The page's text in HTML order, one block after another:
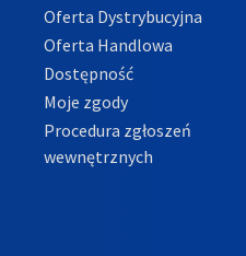
Oferta Dystrybucyjna
Oferta Handlowa
Dostępność
Moje zgody
Procedura zgłoszeń
wewnętrznych